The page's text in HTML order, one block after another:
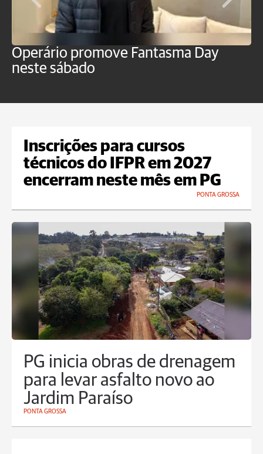
Operário promove Fantasma Day
neste sábado
Inscrições para cursos
técnicos do IFPR em 2027
encerram neste mês em PG
PONTA GROSSA
PG inicia obras de drenagem
para levar asfalto novo ao
Jardim Paraíso
PONTA GROSSA